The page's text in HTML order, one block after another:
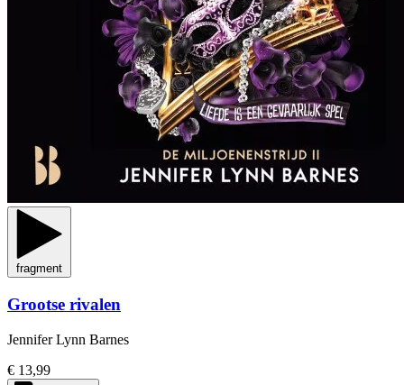
fragment
Grootse rivalen
Jennifer Lynn Barnes
€ 13,99